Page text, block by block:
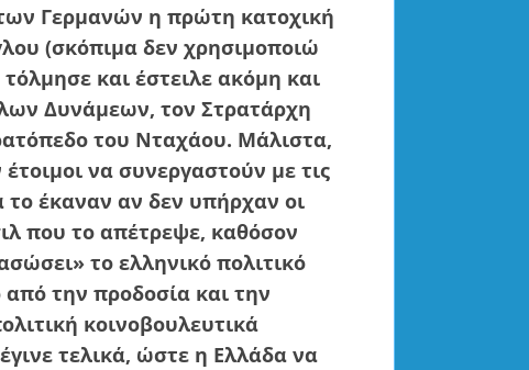
Γερμανών η πρώτη κατοχική
(σκόπιμα δεν χρησιμοποιώ
και έστειλε ακόμη και
Δυνάμεων, τον Στρατάρχη
του Νταχάου. Μάλιστα,
να συνεργαστούν με τις
το έκαναν αν δεν υπήρχαν οι
που το απέτρεψε, καθόσον
το ελληνικό πολιτικό
την προδοσία και την
κοινοβουλευτικά
τελικά, ώστε η Ελλάδα να